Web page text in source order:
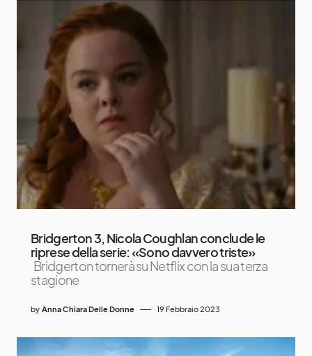
Bridgerton 3, Nicola Coughlan conclude le
riprese della serie: «Sono davvero triste»
Bridgerton tornerà su Netflix con la sua terza
stagione
by Anna Chiara Delle Donne 19 Febbraio 2023